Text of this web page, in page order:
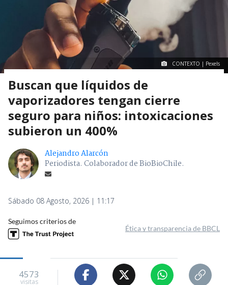
CONTEXTO | Pexels
Buscan que líquidos de
vaporizadores tengan cierre
seguro para niños: intoxicaciones
subieron un 400%
Alejandro Alarcón
Periodista. Colaborador de BioBioChile.
Sábado 08 Agosto, 2026 | 11:17
Seguimos criterios de
Ética y transparencia de BBCL
4573
visitas